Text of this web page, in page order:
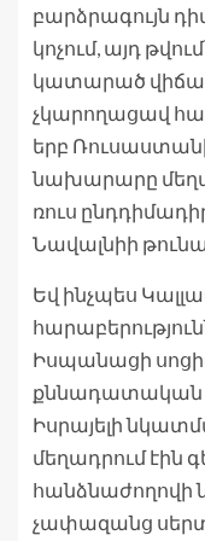
բարձրագույն
կոչում, այդ
կատարած
չկարողացավ
երբ
նախարարը
ռուս
Նավալնիի
Եվ ինչպես
Իսպանացի
քննադատական
Իսրայելի
մեղադրում
հանձնաժողովի
չափազանց սերտ